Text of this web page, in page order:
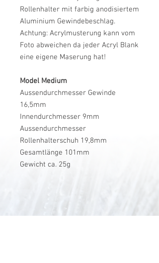
Rollenhalter mit farbig anodisiertem
Aluminium Gewindebeschlag.
Achtung: Acrylmusterung kann vom
Foto abweichen da jeder Acryl Blank
eine eigene Maserung hat!
Model Medium
Aussendurchmesser Gewinde
16,5mm
Innendurchmesser 9mm
Aussendurchmesser
Rollenhalterschuh 19,8mm
Gesamtlänge 101mm
Gewicht ca. 25g